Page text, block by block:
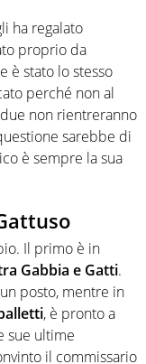
ha regalato
proprio da
è stato lo stesso
perché non al
non rientreranno
sarebbe di
è sempre la sua
Il primo è in
Gabbia e Gatti.
posto, mentre in
, è pronto a
sue ultime
il commissario